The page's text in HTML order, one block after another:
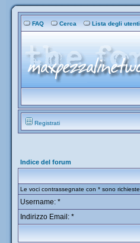
FAQ Cerca Lista degli utenti
Registrati
Indice del forum
Le voci contrassegnate con * sono richieste
Username: *
Indirizzo Email: *